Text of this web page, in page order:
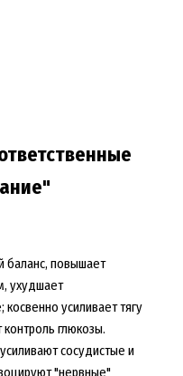
баланс, повышает
ухудшает
усиливает тягу
глюкозы.
сосудистые и